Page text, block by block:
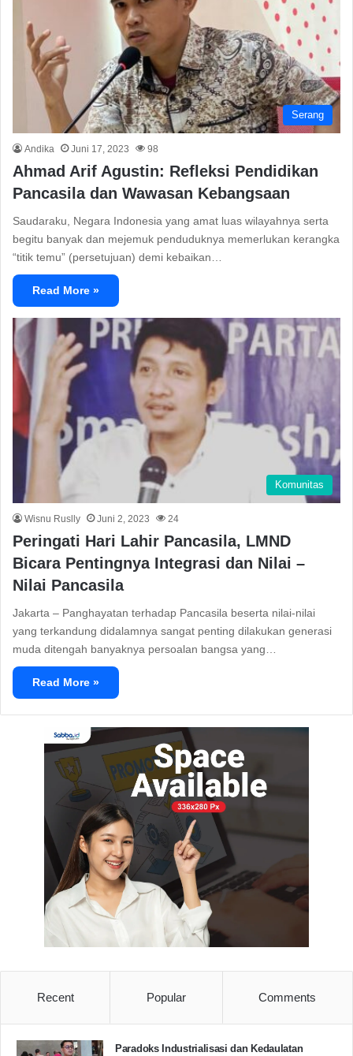
Serang
Andika Juni 17, 2023 98
Ahmad Arif Agustin: Refleksi Pendidikan
Pancasila dan Wawasan Kebangsaan
Saudaraku, Negara Indonesia yang amat luas wilayahnya serta
begitu banyak dan mejemuk penduduknya memerlukan kerangka
“titik temu” (persetujuan) demi kebaikan…
Read More »
Komunitas
Wisnu Ruslly Juni 2, 2023 24
Peringati Hari Lahir Pancasila, LMND
Bicara Pentingnya Integrasi dan Nilai –
Nilai Pancasila
Jakarta – Panghayatan terhadap Pancasila beserta nilai-nilai
yang terkandung didalamnya sangat penting dilakukan generasi
muda ditengah banyaknya persoalan bangsa yang…
Read More »
Recent Popular Comments
Paradoks Industrialisasi dan Kedaulatan